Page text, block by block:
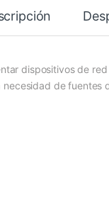
dispositivos de
de fuentes